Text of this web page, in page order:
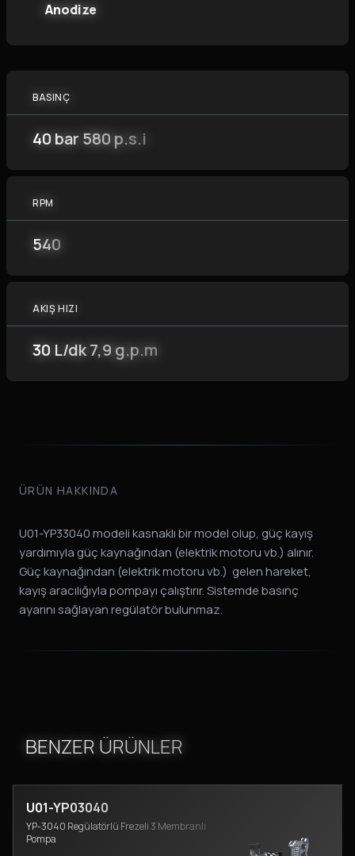
Anodize
BASINÇ
40 bar 580 p.s.i
RPM
540
AKIŞ HIZI
30 L/dk 7,9 g.p.m
ÜRÜN HAKKINDA
U01-YP33040 modeli kasnaklı bir model olup, güç kayış
yardımıyla güç kaynağından (elektrik motoru vb.) alınır.
Güç kaynağından (elektrik motoru vb.) gelen hareket,
kayış aracılığıyla pompayı çalıştırır. Sistemde basınç
ayarını sağlayan regülatör bulunmaz.
BENZER ÜRÜNLER
U01-YP03040
YP-3040 Regülatörlü Frezeli 3 Membranlı
Pompa